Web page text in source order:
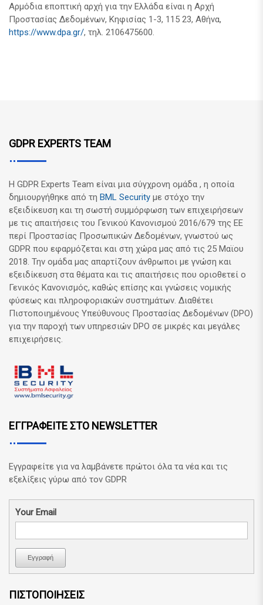
Αρμόδια εποπτική αρχή για την Ελλάδα είναι η Αρχή
Προστασίας Δεδομένων, Κηφισίας 1-3, 115 23, Αθήνα,
https://www.dpa.gr/, τηλ. 2106475600.
GDPR EXPERTS TEAM
Η GDPR Experts Team είναι μια σύγχρονη ομάδα , η οποία
δημιουργήθηκε από τη BML Security με στόχο την
εξειδίκευση και τη σωστή συμμόρφωση των επιχειρήσεων
με τις απαιτήσεις του Γενικού Κανονισμού 2016/679 της ΕΕ
περί Προστασίας Προσωπικών Δεδομένων, γνωστού ως
GDPR που εφαρμόζεται και στη χώρα μας από τις 25 Μαϊου
2018. Την ομάδα μας απαρτίζουν άνθρωποι με γνώση και
εξειδίκευση στα θέματα και τις απαιτήσεις που οριοθετεί ο
Γενικός Κανονισμός, καθώς επίσης και γνώσεις νομικής
φύσεως και πληροφοριακών συστημάτων. Διαθέτει
Πιστοποιημένους Υπεύθυνους Προστασίας Δεδομένων (DPO)
για την παροχή των υπηρεσιών DPO σε μικρές και μεγάλες
επιχειρήσεις.
ΕΓΓΡΑΦΕΙΤΕ ΣΤΟ NEWSLETTER
Εγγραφείτε για να λαμβάνετε πρώτοι όλα τα νέα και τις
εξελίξεις γύρω από τον GDPR
Your Email
Εγγραφή
ΠΙΣΤΟΠΟΙΗΣΕΙΣ